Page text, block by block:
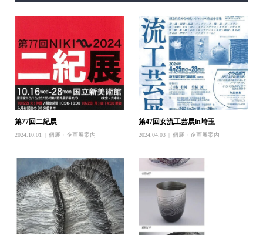
第77回二紀展
2024.10.01 個展・企画展案内
第47回女流工芸展in埼玉
2024.04.03 個展・企画展案内